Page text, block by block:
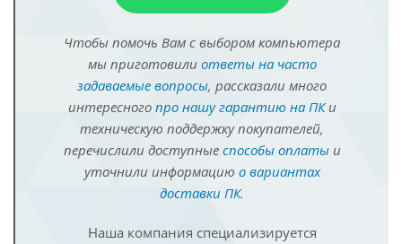
Чтобы помочь Вам с выбором компьютера
мы приготовили ответы на часто
задаваемые вопросы, рассказали много
интересного про нашу гарантию на ПКи
техническую поддержку покупателей,
перечислили доступные способы оплатыи
уточнили информацию о вариантах
доставки ПК.
Наша компания специализируется